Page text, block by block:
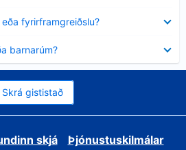
fyrirframgreiðslu?
barnarúm?
Skrá gististað
skjá
Þjónustuskilmálar